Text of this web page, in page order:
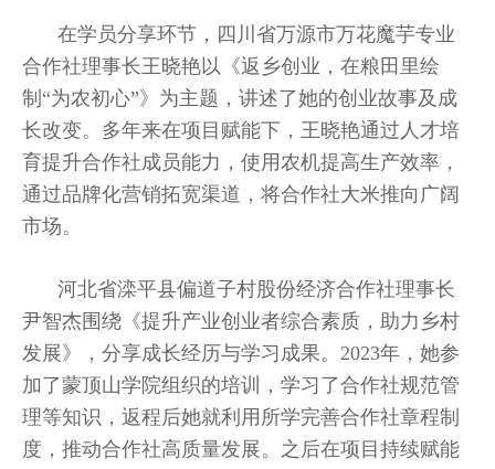
在学员分享环节，四川省万源市万花魔芋专业
合作社理事长王晓艳以《返乡创业，在粮田里绘
制“为农初心”》为主题，讲述了她的创业故事及成
长改变。多年来在项目赋能下，王晓艳通过人才培
育提升合作社成员能力，使用农机提高生产效率，
通过品牌化营销拓宽渠道，将合作社大米推向广阔
市场。
河北省滦平县偏道子村股份经济合作社理事长
尹智杰围绕《提升产业创业者综合素质，助力乡村
发展》，分享成长经历与学习成果。2023年，她参
加了蒙顶山学院组织的培训，学习了合作社规范管
理等知识，返程后她就利用所学完善合作社章程制
度，推动合作社高质量发展。之后在项目持续赋能